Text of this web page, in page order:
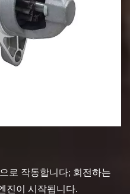
로 작동합니다; 회전하는
진이 시작됩니다.